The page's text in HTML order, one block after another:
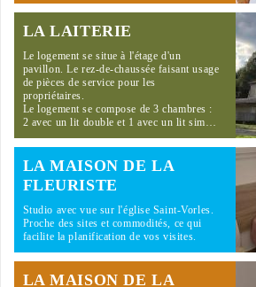
LA LAITERIE
Le logement se situe à l'étage d'un
pavillon. Le rez-de-chaussée faisant usage
de pièces de service pour les
propriétaires.
Le logement se compose de 3 chambres :
2 avec un lit double et 1 avec un lit sim…
LA MAISON DE LA
FLEURISTE
Studio avec vue sur l'église Saint-Vorles.
Proche des sites et commodités, ce qui
facilite la planification de vos visites.
LA MAISON DE LA